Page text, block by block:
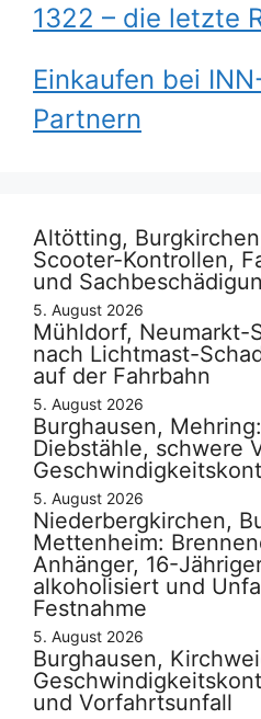
1322 – die letzte
Einkaufen bei
Partnern
Altötting,
Scooter-Kontrollen,
und
5. August 2026
Mühldorf, Neumarkt-
nach Lichtmast-
auf der Fahrbahn
5. August 2026
Burghausen,
Diebstähle, schwere
5. August 2026
Niederbergkirchen,
Mettenheim:
Anhänger, 16-
alkoholisiert und
Festnahme
5. August 2026
Burghausen,
und Vorfahrtsunfall